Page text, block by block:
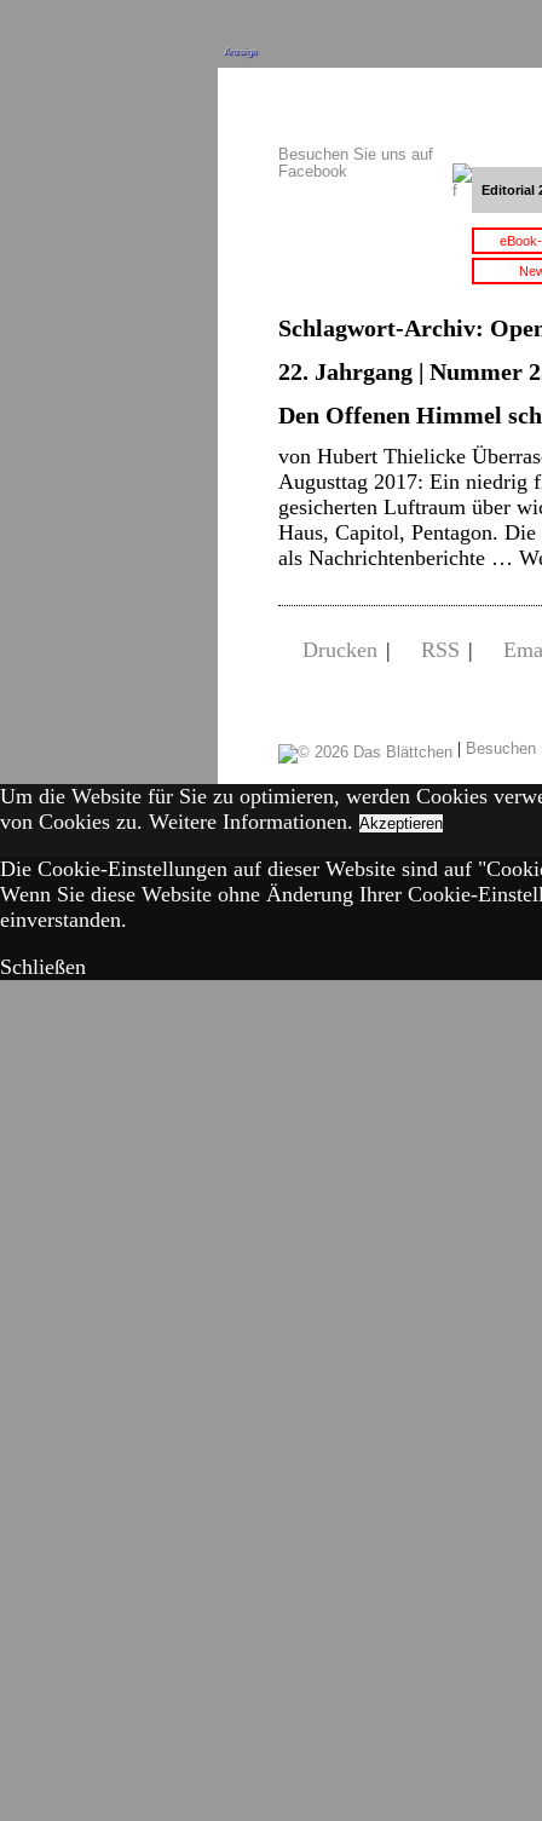
Anzeige
Besuchen Sie uns auf
Facebook
Editorial
Schlagwort-Archiv:
22. Jahrgang | Nummer
Den Offenen Himmel
von Hubert Thielicke
Augusttag 2017: Ein niedrig
gesicherten Luftraum über
Haus, Capitol, Pentagon.
als Nachrichtenberichte …
Drucken | RSS |
|
Um die Website für Sie zu optimieren, werden Cookies
von Cookies zu. Weitere Informationen. Akzeptieren
Die Cookie-Einstellungen auf dieser Website sind auf
Wenn Sie diese Website ohne Änderung Ihrer Cookie-
einverstanden.
Schließen